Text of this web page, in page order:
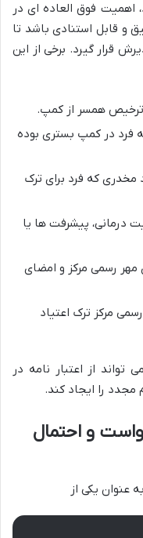
فوق العاده ای در
و قابل استنادی باشد تا
قرار گیرد. برخی از این
همسر از کمپ.
در کمپ بستری بوده
مخدری که فرد برای ترک
درمانی، پیشرفت ها یا
مهر رسمی مرکز و امضای
مرکز ترک اعتیاد
از اعتبار نامه در
مجدد را ایجاد کند.
و احتمال
عنوان یکی از